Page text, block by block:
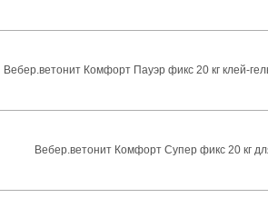
Вебер.ветонит Комфорт Пауэр фикс 20 кг клей-
Вебер.ветонит Комфорт Супер фикс 20 кг